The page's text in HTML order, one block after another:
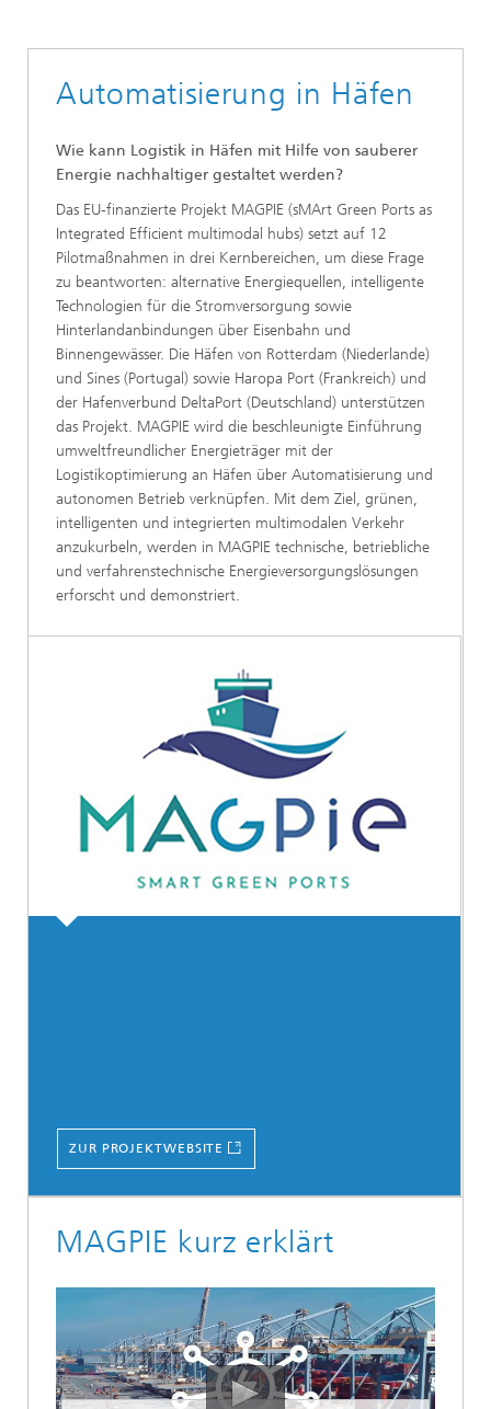
Automatisierung in Häfen
Wie kann Logistik in Häfen mit Hilfe von sauberer
Energie nachhaltiger gestaltet werden?
Das EU-finanzierte Projekt MAGPIE (sMArt Green Ports as
Integrated Efficient multimodal hubs) setzt auf 12
Pilotmaßnahmen in drei Kernbereichen, um diese Frage
zu beantworten: alternative Energiequellen, intelligente
Technologien für die Stromversorgung sowie
Hinterlandanbindungen über Eisenbahn und
Binnengewässer. Die Häfen von Rotterdam (Niederlande)
und Sines (Portugal) sowie Haropa Port (Frankreich) und
der Hafenverbund DeltaPort (Deutschland) unterstützen
das Projekt. MAGPIE wird die beschleunigte Einführung
umweltfreundlicher Energieträger mit der
Logistikoptimierung an Häfen über Automatisierung und
autonomen Betrieb verknüpfen. Mit dem Ziel, grünen,
intelligenten und integrierten multimodalen Verkehr
anzukurbeln, werden in MAGPIE technische, betriebliche
und verfahrenstechnische Energieversorgungslösungen
erforscht und demonstriert.
ZUR PROJEKTWEBSITE
MAGPIE kurz erklärt